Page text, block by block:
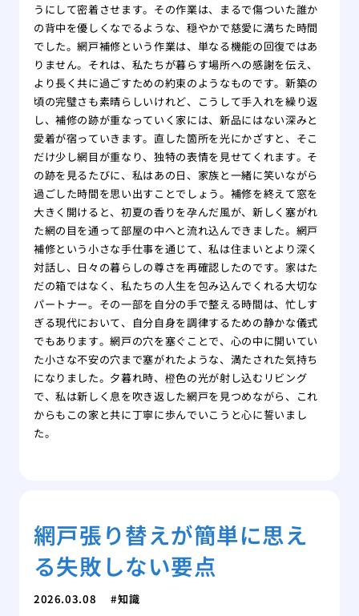
うにして密着させます。その作業は、まるで傷ついた誰か
の背中を優しくなでるような、穏やかで慈愛に満ちた時間
でした。網戸補修という作業は、単なる機能の回復ではあ
りません。それは、私たちが暮らす場所への感謝を伝え、
より長く共に過ごすための約束のようなものです。新築の
頃の完璧さも素晴らしいけれど、こうして手入れを繰り返
し、補修の跡が重なっていく家には、新品にはない深みと
愛着が宿っていきます。直した箇所を光にかざすと、そこ
だけ少し網目が重なり、独特の表情を見せてくれます。そ
の跡を見るたびに、私はあの日、家族と一緒に笑いながら
過ごした時間を思い出すことでしょう。補修を終えて窓を
大きく開けると、初夏の香りを孕んだ風が、新しく塞がれ
た網の目を通って部屋の中へと流れ込んできました。網戸
補修という小さな手仕事を通じて、私は住まいとより深く
対話し、日々の暮らしの尊さを再確認したのです。家はた
だの箱ではなく、私たちの人生を包み込んでくれる大切な
パートナー。その一部を自分の手で整える時間は、忙しす
ぎる現代において、自分自身を調律するための静かな儀式
でもあります。網戸の穴を塞ぐことで、心の中に開いてい
た小さな不安の穴まで塞がれたような、満たされた気持ち
になりました。夕暮れ時、橙色の光が射し込むリビング
で、私は新しく息を吹き返した網戸を見つめながら、これ
からもこの家と共に丁寧に歩んでいこうと心に誓いまし
た。
網戸張り替えが簡単に思え
る失敗しない要点
2026.03.08 知識